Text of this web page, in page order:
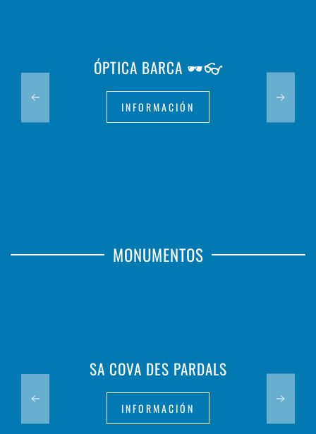
ÓPTICA BARCA 🕶️👓
INFORMACIÓN
MONUMENTOS
SA COVA DES PARDALS
INFORMACIÓN